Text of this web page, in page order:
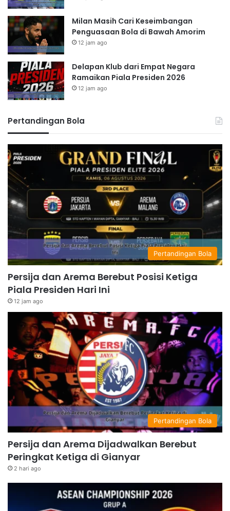
Milan Masih Cari Keseimbangan
Penguasaan Bola di Bawah Amorim
12 jam ago
Delapan Klub dari Empat Negara
Ramaikan Piala Presiden 2026
12 jam ago
Pertandingan Bola
Pertandingan Bola
Persija dan Arema Berebut Posisi Ketiga
Piala Presiden Hari Ini
12 jam ago
Pertandingan Bola
Persija dan Arema Dijadwalkan Berebut
Peringkat Ketiga di Gianyar
2 hari ago